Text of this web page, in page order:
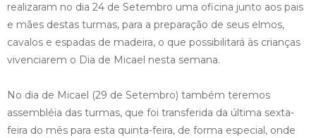
realizaram no dia 24 de Setembro uma oficina junto aos pais
e mães destas turmas, para a preparação de seus elmos,
cavalos e espadas de madeira, o que possibilitará às crianças
vivenciarem o Dia de Micael nesta semana.
No dia de Micael (29 de Setembro) também teremos
assembléia das turmas, que foi transferida da última sexta-
feira do mês para esta quinta-feira, de forma especial, onde